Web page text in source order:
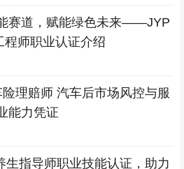
赛道，赋能绿色未来——JYP
程师职业认证介绍
理赔师 汽车后市场风控与服
能力凭证
生指导师职业技能认证，助力